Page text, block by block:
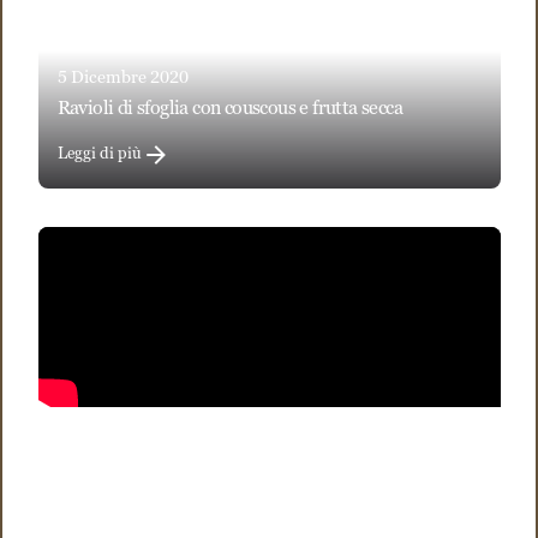
5 Dicembre 2020
ravioli di sfoglia con couscous e frutta secca
Leggi di più